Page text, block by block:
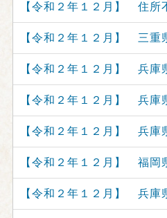
【令和２年１２月】 住
【令和２年１２月】 三
【令和２年１２月】 兵
【令和２年１２月】 兵
【令和２年１２月】 兵
【令和２年１２月】 福
【令和２年１２月】 兵